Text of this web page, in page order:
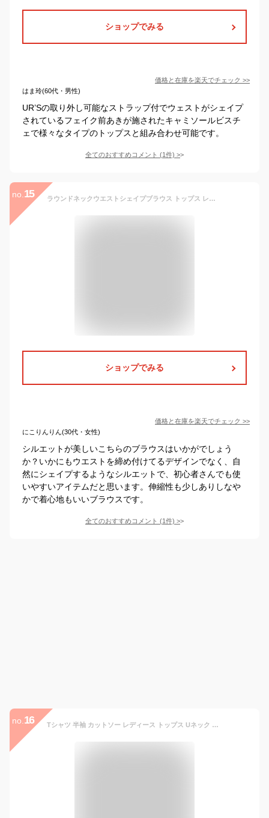
ショップでみる
価格と在庫を楽天でチェック >>
はま玲(60代・男性)
UR’Sの取り外し可能なストラップ付でウェストがシェイプ
されているフェイク前あきが施されたキャミソールビスチ
ェで様々なタイプのトップスと組み合わせ可能です。
全てのおすすめコメント (1件) >
no. 15 ラウンドネックウエストシェイプブラウス トップス レディース ブラウス 長袖 ペプラム フレア クルーネック シンプル【メール便可／100】
ショップでみる
価格と在庫を楽天でチェック >>
にこりんりん(30代・女性)
シルエットが美しいこちらのブラウスはいかがでしょう
か？いかにもウエストを締め付けてるデザインでなく、自
然にシェイプするようなシルエットで、初心者さんでも使
いやすいアイテムだと思います。伸縮性も少しありしなや
かで着心地もいいブラウスです。
全てのおすすめコメント (1件) >
no. 16 Tシャツ 半袖 カットソー レディース トップス Uネック 無地 変形 アシンメトリー ウエストシェイプ くびれ ストレッチ シンプル カジュアル 伸縮性 吸汗性 着瘦せ 学生 大人 通勤 春 夏 秋 デイリー オフィス デート お出かけ